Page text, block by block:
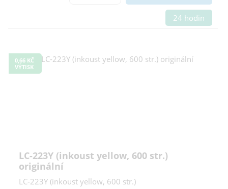
24 hodin
0,66 KČ
VÝTISK
LC-223Y (inkoust yellow, 600 str.)
originální
LC-223Y (inkoust yellow, 600 str.)